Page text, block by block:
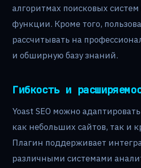
алгоритмах поисковых
функции. Кроме того,
рассчитывать на
и обширную базу знаний.
Гибкость и
Yoast SEO можно
как небольших сайтов, так и
Плагин поддерживает
различными системами